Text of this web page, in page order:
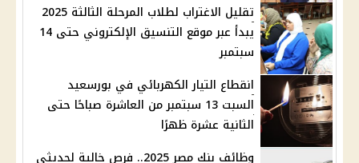
تقليل الاغتراب لطلاب المرحلة الثالثة 2025
يبدأ عبر موقع التنسيق الإلكتروني حتى 14
سبتمبر
انقطاع التيار الكهربائي في بورسعيد
السبت 13 سبتمبر من العاشرة صباحًا حتى
الثانية عشرة ظهرًا
وظائف بنك مصر 2025.. فرص خالية لحديثي